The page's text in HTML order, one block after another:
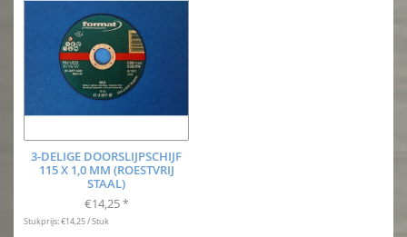
3-DELIGE DOORSLIJPSCHIJF
115 X 1,0 MM (ROESTVRIJ
STAAL)
€14,25 *
Stukprijs: €14,25 / Stuk